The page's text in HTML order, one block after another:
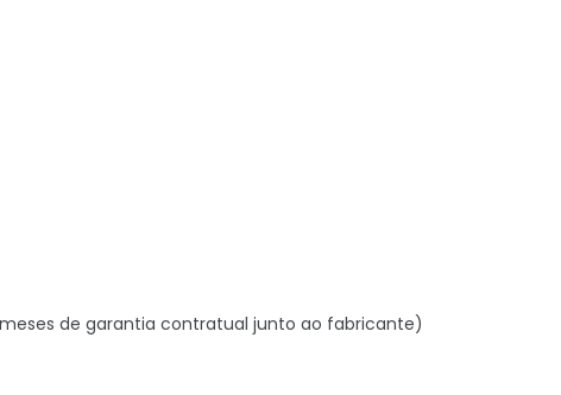
de garantia contratual junto ao fabricante)